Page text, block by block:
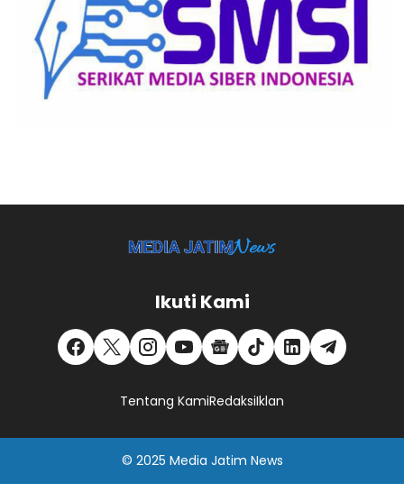
Ikuti Kami
Tentang KamiRedaksiIklan
© 2025 Media Jatim News